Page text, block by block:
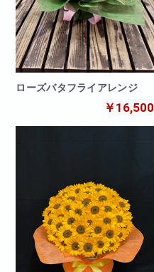
ローズバタフライアレンジ
￥16,500